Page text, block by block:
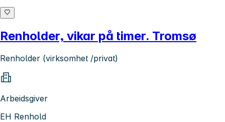
Renholder, vikar på timer. Tromsø
Renholder (virksomhet /privat)
Arbeidsgiver
EH Renhold